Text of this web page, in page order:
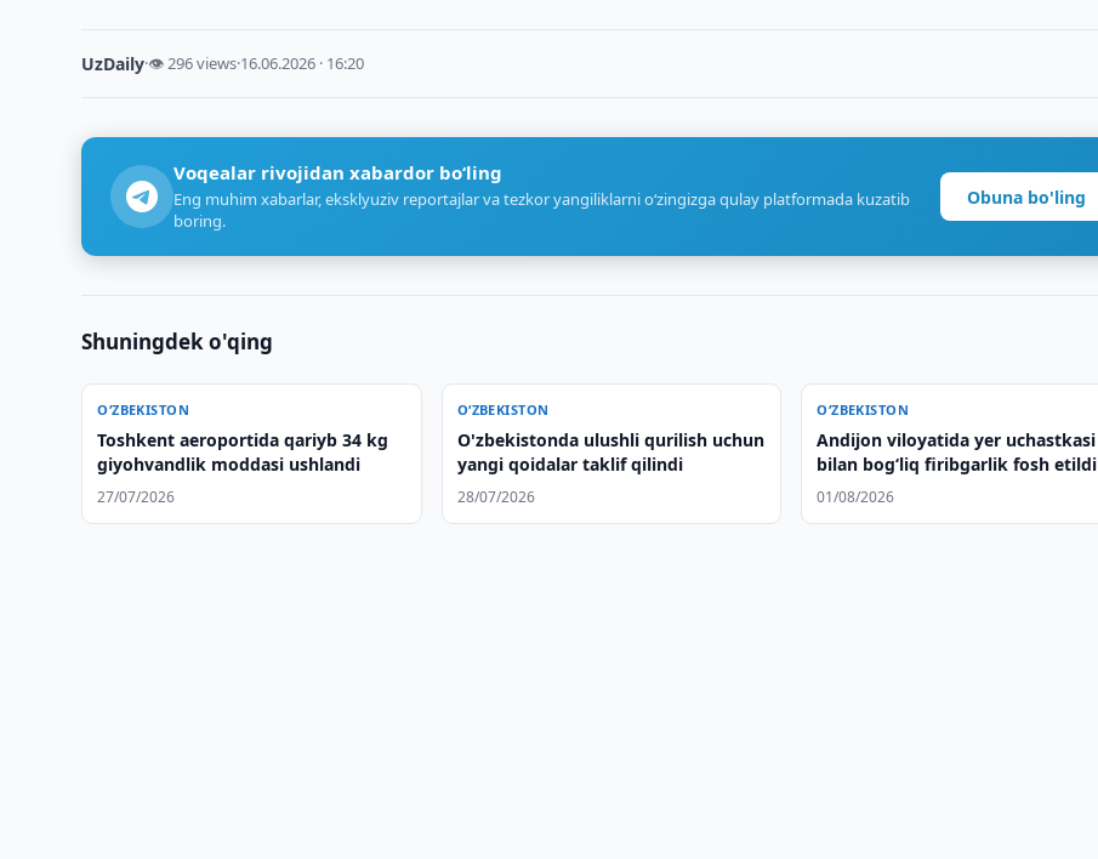
UzDaily·👁 296 views·16.06.2026 · 16:20
Voqealar rivojidan xabardor bo‘ling
Eng muhim xabarlar, eksklyuziv reportajlar va tezkor yangiliklarni o‘zingizga qulay platformada kuzatib
boring.
Obuna bo'ling
Shuningdek o'qing
O‘ZBEKISTON
Toshkent aeroportida qariyb 34 kg
giyohvandlik moddasi ushlandi
27/07/2026
O‘ZBEKISTON
O'zbekistonda ulushli qurilish uchun
yangi qoidalar taklif qilindi
28/07/2026
O‘ZBEKISTON
Andijon viloyatida yer uchastkasi
bilan bog‘liq firibgarlik fosh etildi
01/08/2026